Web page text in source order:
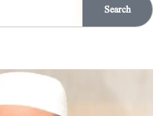
Search